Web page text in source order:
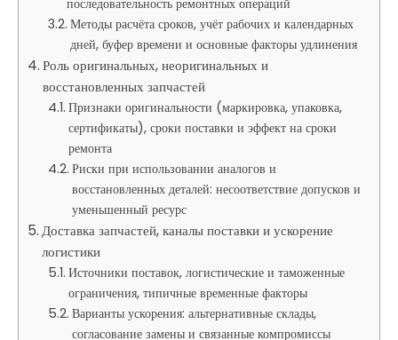
последовательность ремонтных операций
Методы расчёта сроков, учёт рабочих и календарных
дней, буфер времени и основные факторы удлинения
Роль оригинальных, неоригинальных и
восстановленных запчастей
Признаки оригинальности (маркировка, упаковка,
сертификаты), сроки поставки и эффект на сроки
ремонта
Риски при использовании аналогов и
восстановленных деталей: несоответствие допусков и
уменьшенный ресурс
Доставка запчастей, каналы поставки и ускорение
логистики
Источники поставок, логистические и таможенные
ограничения, типичные временные факторы
Варианты ускорения: альтернативные склады,
согласование замены и связанные компромиссы